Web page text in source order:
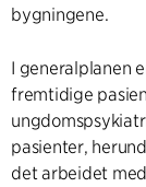
bygningene.
I generalplanen
fremtidige
pasienter,
det arbeidet